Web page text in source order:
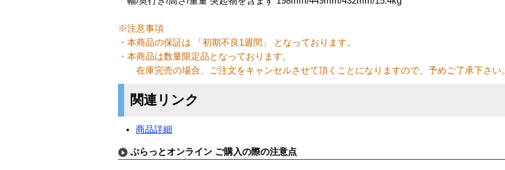
※注意事項
・本商品の保証は 「初期不良1週間」 となっております。
・本商品は数量限定品となっております。
在庫完売の場合、ご注文をキャンセルさせて頂くことになりますので、予めご了承下さい。
関連リンク
商品詳細
ぷらっとオンライン ご購入の際の注意点